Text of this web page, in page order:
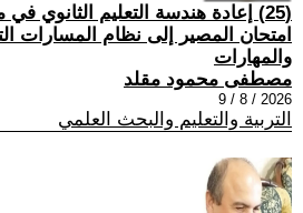
(25) إعادة هندسة التعليم الثانوي
امتحان المصير إلى نظام المسارات
والمهارات
مصطفى محمود مقلد
2026 / 8 / 9
التربية والتعليم والبحث العلمي